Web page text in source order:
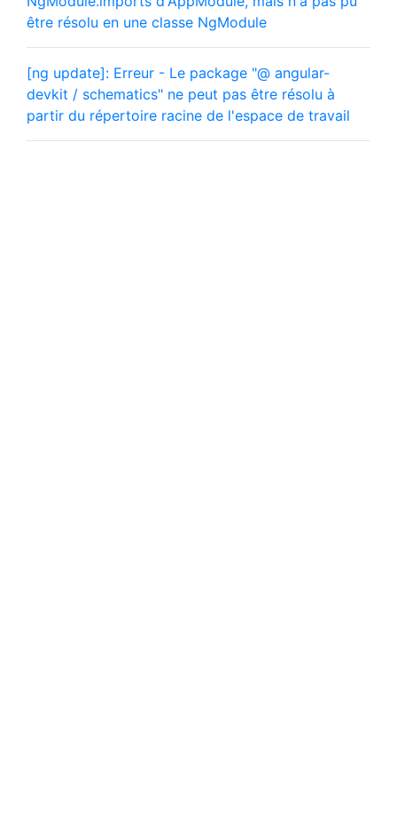
être résolu en une classe NgModule
[ng update]: Erreur - Le package "@ angular-
devkit / schematics" ne peut pas être résolu à
partir du répertoire racine de l'espace de travail